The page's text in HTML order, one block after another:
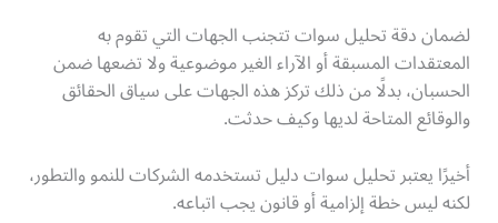
لضمان دقة تحليل سوات تتجنب الجهات التي تقوم به
المعتقدات المسبقة أو الآراء الغير موضوعية ولا تضعها ضمن
الحسبان، بدلًا من ذلك تركز هذه الجهات على سياق الحقائق
والوقائع المتاحة لديها وكيف حدثت.
أخيرًا يعتبر تحليل سوات دليل تستخدمه الشركات للنمو والتطور،
لكنه ليس خطة إلزامية أو قانون يجب اتباعه.